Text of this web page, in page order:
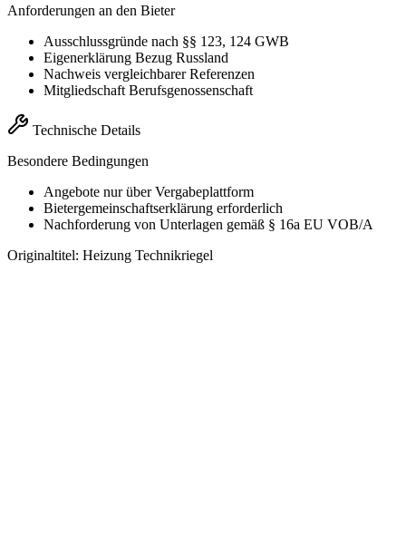
Anforderungen an den Bieter
Ausschlussgründe nach §§ 123, 124 GWB
Eigenerklärung Bezug Russland
Nachweis vergleichbarer Referenzen
Mitgliedschaft Berufsgenossenschaft
Technische Details
Besondere Bedingungen
Angebote nur über Vergabeplattform
Bietergemeinschaftserklärung erforderlich
Nachforderung von Unterlagen gemäß § 16a EU VOB/A
Originaltitel: Heizung Technikriegel